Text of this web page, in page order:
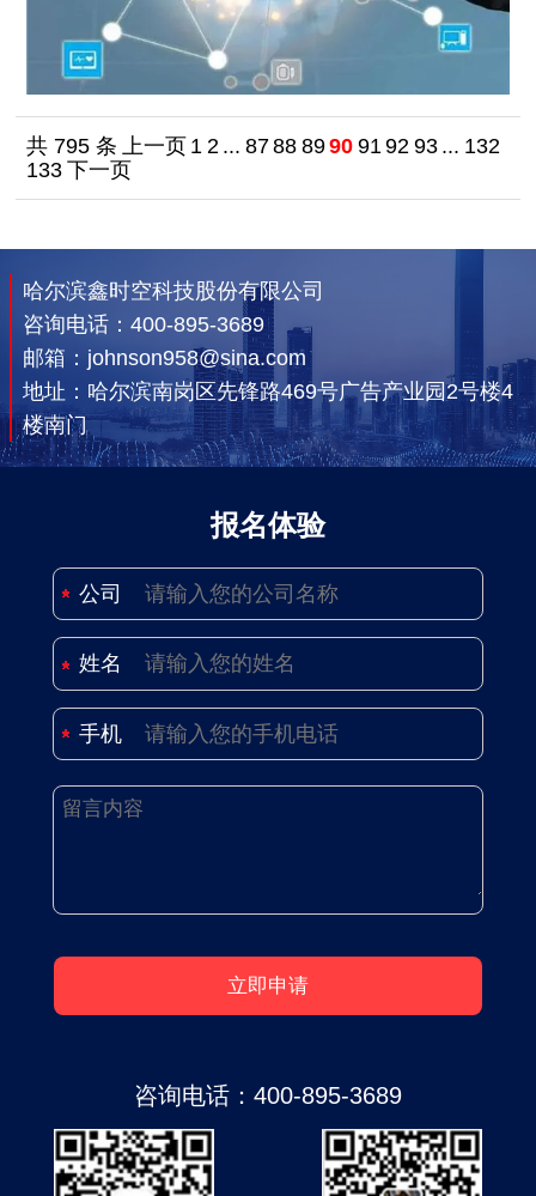
共 795 条 上一页 1 2 ... 8788 8990 91 92 93 ... 132
133 下一页
哈尔滨鑫时空科技股份有限公司
咨询电话： 400-895-3689
邮箱：johnson958@sina.com
地址：哈尔滨南岗区先锋路469号广告产业园2号楼4
楼南门
报名体验
公司
姓名
手机
咨询电话： 400-895-3689